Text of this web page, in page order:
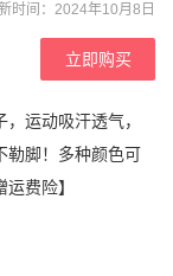
时间：2024年10月8日
立即购买
运动吸汗透气，
勒脚！多种颜色可
费险】